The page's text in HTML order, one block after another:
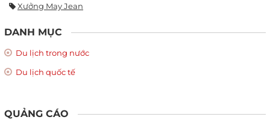
Xưởng May Jean
DANH MỤC
Du lịch trong nước
Du lịch quốc tế
QUẢNG CÁO